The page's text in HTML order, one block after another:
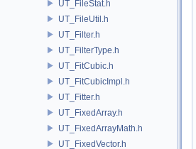
UT_FileStat.h
UT_FileUtil.h
UT_Filter.h
UT_FilterType.h
UT_FitCubic.h
UT_FitCubicImpl.h
UT_Fitter.h
UT_FixedArray.h
UT_FixedArrayMath.h
UT_FixedVector.h